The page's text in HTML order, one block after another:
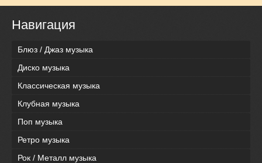
Навигация
Блюз / Джаз музыка
Диско музыка
Классическая музыка
Клубная музыка
Поп музыка
Ретро музыка
Рок / Металл музыка